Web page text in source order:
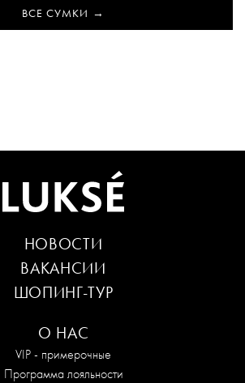
ВСЕ СУМКИ
О НАС
VIP - примерочные
Программа лояльности
НОВОСТИ
ВАКАНСИИ
ШОПИНГ-ТУР